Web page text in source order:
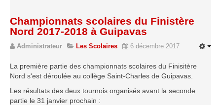
Le Challenge 2014-2015
Le Challenge 2013-2014
Le Challenge 2011-2012
Bretagne Jeunes 2012
Championnats scolaires du Finistère
Nord 2017-2018 à Guipavas
Administrateur Les Scolaires 6 décembre 2017
La première partie des championnats scolaires du Finisitère
Nord s'est déroulée au collège Saint-Charles de Guipavas.
Les résultats des deux tournois organisés avant la seconde
partie le 31 janvier prochain :